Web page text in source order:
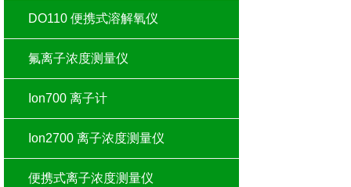
DO110 便携式溶解氧仪
氟离子浓度测量仪
Ion700 离子计
Ion2700 离子浓度测量仪
便携式离子浓度测量仪